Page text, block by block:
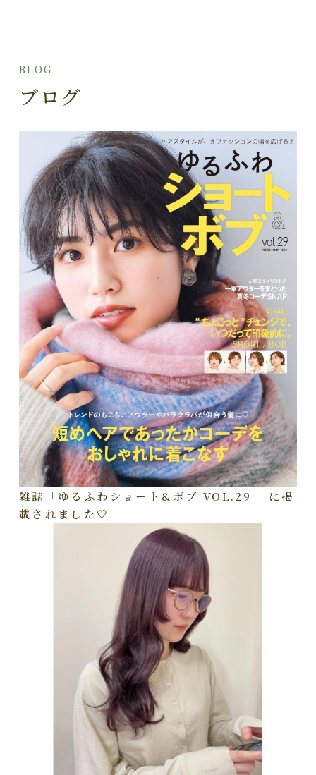
BLOG
ブログ
雑誌「ゆるふわショート&ボブ VOL.29 」に掲
載されました🤍